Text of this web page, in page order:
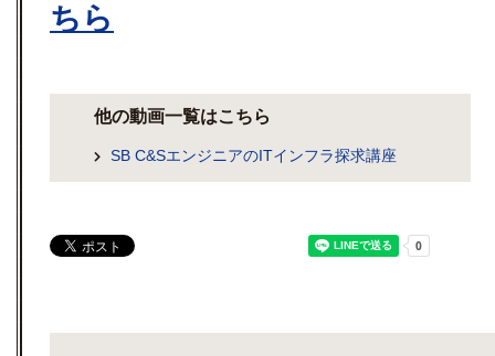
ちら
他の動画一覧はこちら
SB C&SエンジニアのITインフラ探求講座